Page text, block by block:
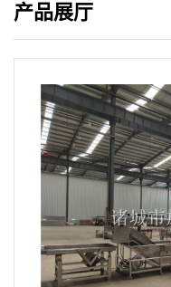
产品展厅